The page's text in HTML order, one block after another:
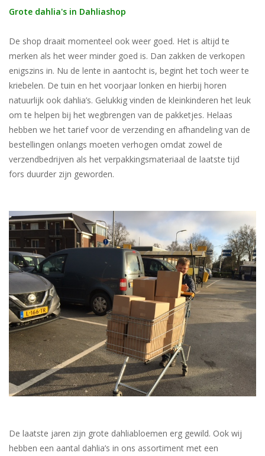
Grote dahlia's in Dahliashop
De shop draait momenteel ook weer goed. Het is altijd te
merken als het weer minder goed is. Dan zakken de verkopen
enigszins in. Nu de lente in aantocht is, begint het toch weer te
kriebelen. De tuin en het voorjaar lonken en hierbij horen
natuurlijk ook dahlia’s. Gelukkig vinden de kleinkinderen het leuk
om te helpen bij het wegbrengen van de pakketjes. Helaas
hebben we het tarief voor de verzending en afhandeling van de
bestellingen onlangs moeten verhogen omdat zowel de
verzendbedrijven als het verpakkingsmateriaal de laatste tijd
fors duurder zijn geworden.
De laatste jaren zijn grote dahliabloemen erg gewild. Ook wij
hebben een aantal dahlia’s in ons assortiment met een